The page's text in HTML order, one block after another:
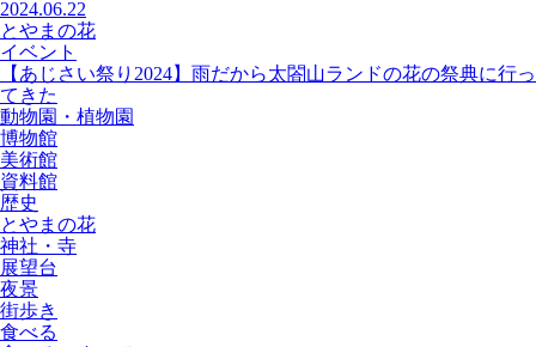
2024.06.22
とやまの花
イベント
【あじさい祭り2024】雨だから太閤山ランドの花の祭典に行っ
てきた
動物園・植物園
博物館
美術館
資料館
歴史
とやまの花
神社・寺
展望台
夜景
街歩き
食べる